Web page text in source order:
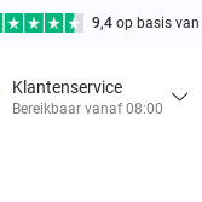
9,4 op basis van
Klantenservice
Bereikbaar vanaf 08:00